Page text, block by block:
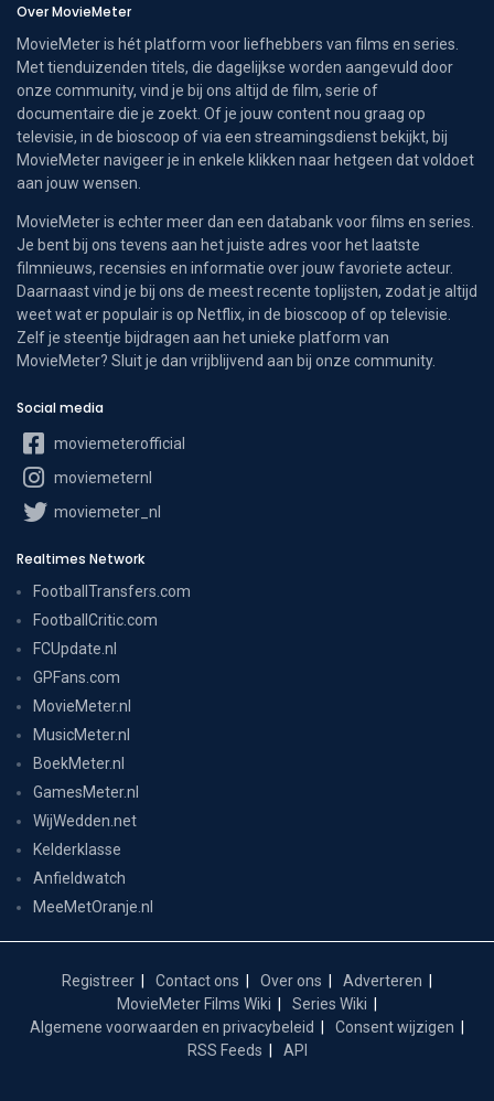
Over MovieMeter
MovieMeter is hét platform voor liefhebbers van films en series.
Met tienduizenden titels, die dagelijkse worden aangevuld door
onze community, vind je bij ons altijd de film, serie of
documentaire die je zoekt. Of je jouw content nou graag op
televisie, in de bioscoop of via een streamingsdienst bekijkt, bij
MovieMeter navigeer je in enkele klikken naar hetgeen dat voldoet
aan jouw wensen.
MovieMeter is echter meer dan een databank voor films en series.
Je bent bij ons tevens aan het juiste adres voor het laatste
filmnieuws, recensies en informatie over jouw favoriete acteur.
Daarnaast vind je bij ons de meest recente toplijsten, zodat je altijd
weet wat er populair is op Netflix, in de bioscoop of op televisie.
Zelf je steentje bijdragen aan het unieke platform van
MovieMeter? Sluit je dan vrijblijvend aan bij onze community.
Social media
moviemeterofficial
moviemeternl
moviemeter_nl
Realtimes Network
FootballTransfers.com
FootballCritic.com
FCUpdate.nl
GPFans.com
MovieMeter.nl
MusicMeter.nl
BoekMeter.nl
GamesMeter.nl
WijWedden.net
Kelderklasse
Anfieldwatch
MeeMetOranje.nl
Registreer Contact ons Over ons
Adverteren
MovieMeter Films Wiki
Series Wiki
Algemene voorwaarden en privacybeleid
Consent wijzigen
RSS Feeds
API